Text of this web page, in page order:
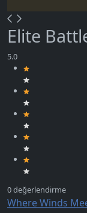
Elite
Where Winds